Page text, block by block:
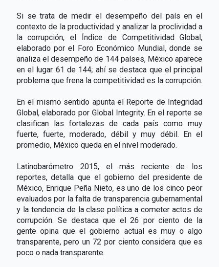
Si se trata de medir el desempeño del país en el
contexto de la productividad y analizar la proclividad a
la corrupción, el Índice de Competitividad Global,
elaborado por el Foro Económico Mundial, donde se
analiza el desempeño de 144 países, México aparece
en el lugar 61 de 144; ahí se destaca que el principal
problema que frena la competitividad es la corrupción.
En el mismo sentido apunta el Reporte de Integridad
Global, elaborado por Global Integrity. En el reporte se
clasifican las fortalezas de cada país como muy
fuerte, fuerte, moderado, débil y muy débil. En el
promedio, México queda en el nivel moderado.
Latinobarómetro 2015, el más reciente de los
reportes, detalla que el gobierno del presidente de
México, Enrique Peña Nieto, es uno de los cinco peor
evaluados por la falta de transparencia gubernamental
y la tendencia de la clase política a cometer actos de
corrupción. Se destaca que el 26 por ciento de la
gente opina que el gobierno actual es muy o algo
transparente, pero un 72 por ciento considera que es
poco o nada transparente.